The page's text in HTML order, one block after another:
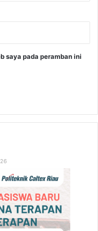
saya pada peramban ini